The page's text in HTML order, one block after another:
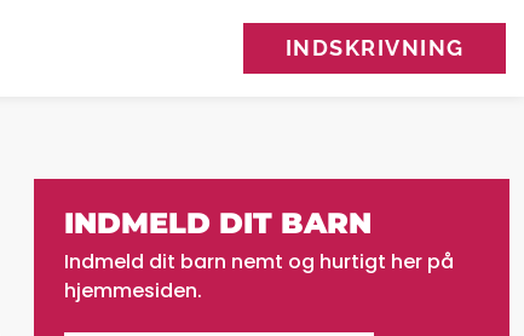
INDSKRIVNING
INDMELD DIT BARN
Indmeld dit barn nemt og hurtigt her på
hjemmesiden.